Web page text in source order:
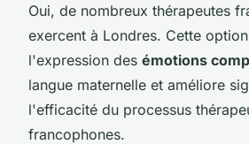
Oui, de nombreux thérapeutes
exercent à Londres. Cette
l'expression des émotions
langue maternelle et améliore
l'efficacité du processus
francophones.